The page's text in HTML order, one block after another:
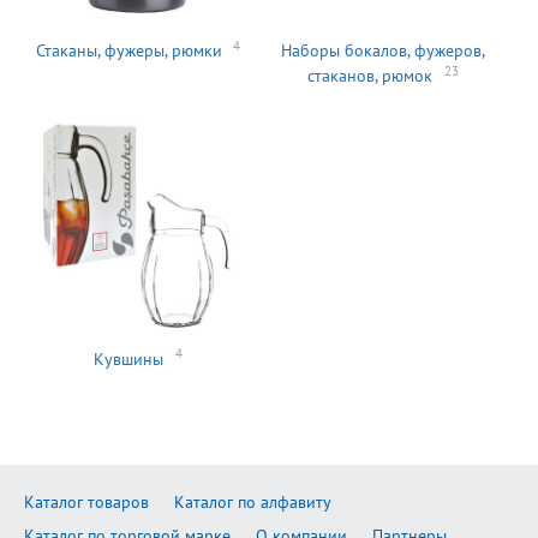
Стаканы, фужеры, рюмки 4
Наборы бокалов, фужеров,
стаканов, рюмок
23
Кувшины 4
Каталог товаров
Каталог по алфавиту